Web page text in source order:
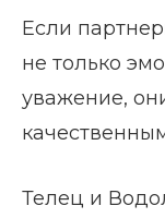
Если
не только
уважение,
Телец и